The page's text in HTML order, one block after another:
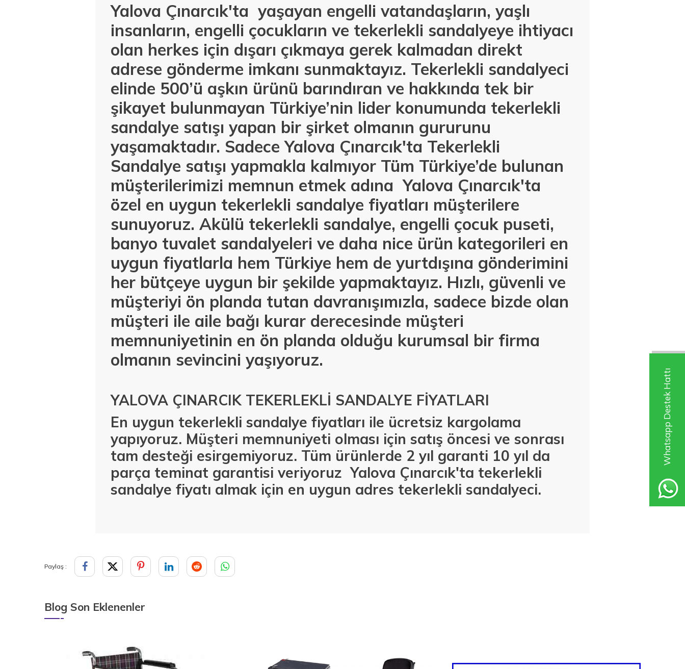
Whatsapp Destek Hattı
Yalova Çınarcık'ta yaşayan engelli vatandaşların, yaşlı
insanların, engelli çocukların ve tekerlekli sandalyeye ihtiyacı
olan herkes için dışarı çıkmaya gerek kalmadan direkt
adrese gönderme imkanı sunmaktayız. Tekerlekli sandalyeci
elinde 500’ü aşkın ürünü barındıran ve hakkında tek bir
şikayet bulunmayan Türkiye’nin lider konumunda tekerlekli
sandalye satışı yapan bir şirket olmanın gururunu
yaşamaktadır. Sadece Yalova Çınarcık'ta Tekerlekli
Sandalye satışı yapmakla kalmıyor Tüm Türkiye’de bulunan
müşterilerimizi memnun etmek adına Yalova Çınarcık'ta
özel en uygun tekerlekli sandalye fiyatları müşterilere
sunuyoruz. Akülü tekerlekli sandalye, engelli çocuk puseti,
banyo tuvalet sandalyeleri ve daha nice ürün kategorileri en
uygun fiyatlarla hem Türkiye hem de yurtdışına gönderimini
her bütçeye uygun bir şekilde yapmaktayız. Hızlı, güvenli ve
müşteriyi ön planda tutan davranışımızla, sadece bizde olan
müşteri ile aile bağı kurar derecesinde müşteri
memnuniyetinin en ön planda olduğu kurumsal bir firma
olmanın sevincini yaşıyoruz.
YALOVA ÇINARCIK TEKERLEKLİ SANDALYE FİYATLARI
En uygun tekerlekli sandalye fiyatları ile ücretsiz kargolama
yapıyoruz. Müşteri memnuniyeti olması için satış öncesi ve sonrası
tam desteği esirgemiyoruz. Tüm ürünlerde 2 yıl garanti 10 yıl da
parça teminat garantisi veriyoruz Yalova Çınarcık'ta tekerlekli
sandalye fiyatı almak için en uygun adres tekerlekli sandalyeci.
Paylaş :
Blog Son Eklenenler